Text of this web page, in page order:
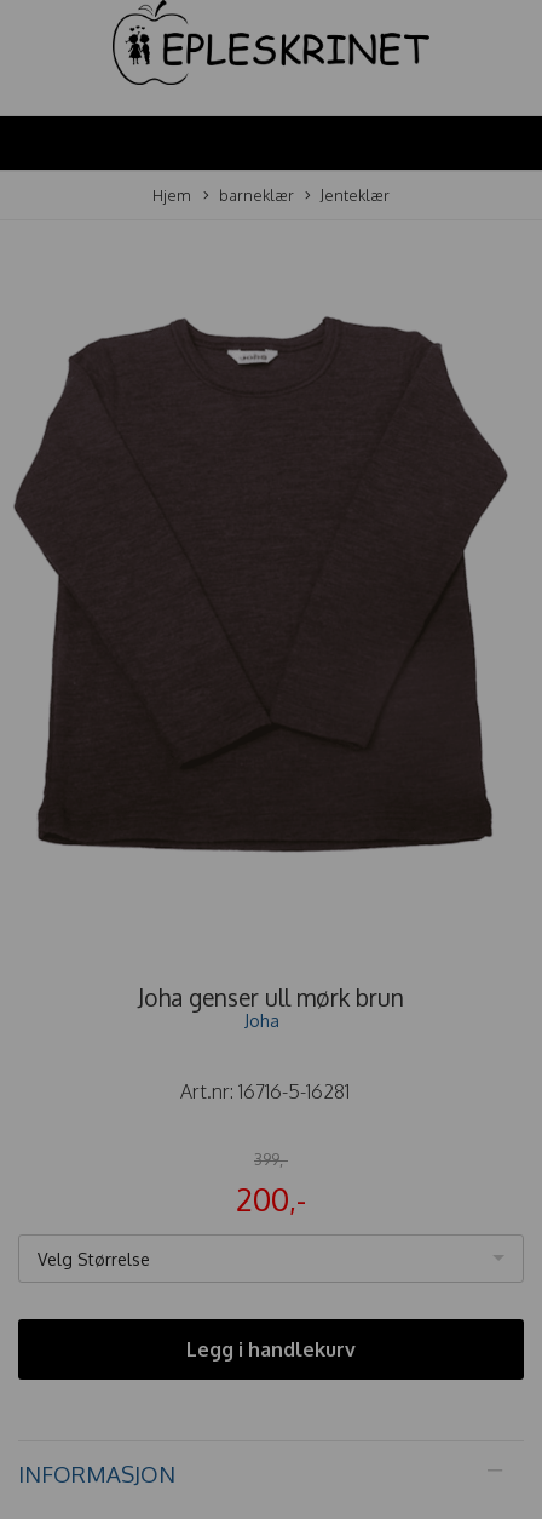
Hjem barneklær Jenteklær
Joha genser ull mørk brun
Joha
Art.nr: 16716-5-16281
399,-
200,-
Velg Størrelse
Legg i handlekurv
INFORMASJON